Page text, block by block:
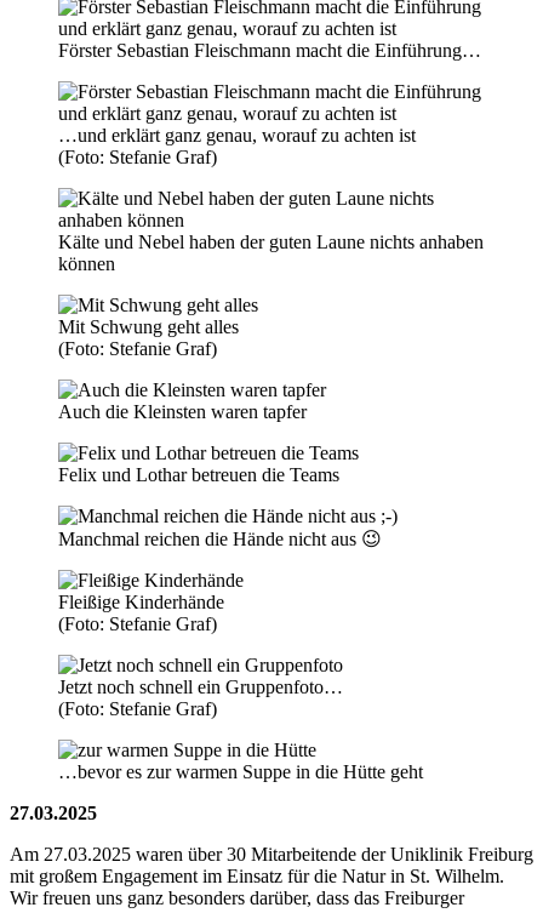
Förster Sebastian Fleischmann macht die Einführung…
…und erklärt ganz genau, worauf zu achten ist
(Foto: Stefanie Graf)
Kälte und Nebel haben der guten Laune nichts anhaben
können
Mit Schwung geht alles
(Foto: Stefanie Graf)
Auch die Kleinsten waren tapfer
Felix und Lothar betreuen die Teams
Manchmal reichen die Hände nicht aus 😉
Fleißige Kinderhände
(Foto: Stefanie Graf)
Jetzt noch schnell ein Gruppenfoto…
(Foto: Stefanie Graf)
…bevor es zur warmen Suppe in die Hütte geht
27.03.2025
Am 27.03.2025 waren über 30 Mitarbeitende der Uniklinik Freiburg
mit großem Engagement im Einsatz für die Natur in St. Wilhelm.
Wir freuen uns ganz besonders darüber, dass das Freiburger